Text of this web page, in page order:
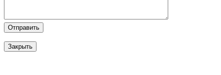
Закрыть